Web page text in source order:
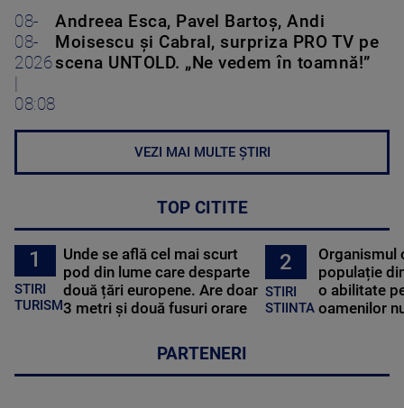
08-
08-
2026
08:08
Andreea Esca, Pavel Bartoș, Andi
Moisescu și Cabral, surpriza PRO TV pe
scena UNTOLD. „Ne vedem în toamnă!”
VEZI MAI MULTE ȘTIRI
TOP CITITE
1
STIRI
TURISM
Unde se află cel mai scurt
pod din lume care desparte
două țări europene. Are doar
3 metri și două fusuri orare
2
STIRI
STIINTA
Organismul
populație
o abilitate
oamenilor
PARTENERI